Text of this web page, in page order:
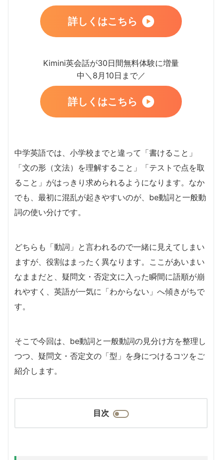
詳しくはこちら
Kimini英会話が30日間無料体験に増量
中＼8月10日まで／
詳しくはこちら
中学英語では、小学校までと違って「書けること」
「文の形（文法）を理解すること」「テストで点を取
ること」がはっきり求められるようになります。なか
でも、最初に混乱が起きやすいのが、be動詞と一般動
詞の使い分けです。
どちらも「動詞」と言われるので一緒に見えてしまい
ますが、役割はまったく異なります。ここがあいまい
なままだと、疑問文・否定文に入った瞬間に語順が崩
れやすく、英語が一気に「わからない」へ傾きがちで
す。
そこで今回は、be動詞と一般動詞の見分け方を整理し
つつ、疑問文・否定文の「型」を身につけるコツをご
紹介します。
目次